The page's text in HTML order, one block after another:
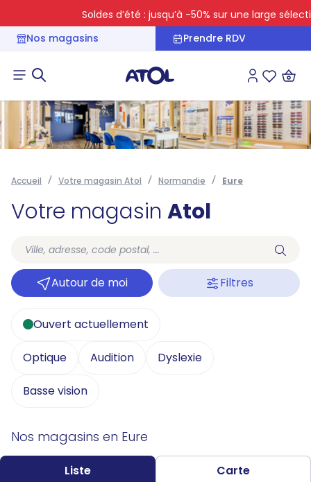
Soldes d’été : jusqu’à -50% sur une large
Nos magasins
Prendre RDV
Connexion
Accueil Votre magasin Atol Normandie Eure
Votre magasin Atol
Autour de moi Filtres
Ouvert actuellement
Optique Audition Dyslexie
Basse vision
Nos magasins en Eure
Liste Carte